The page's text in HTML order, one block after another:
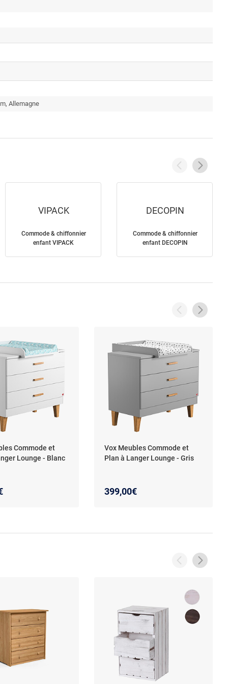
Allemagne
VIPACK
Commode & chiffonnier
enfant VIPACK
DECOPIN
Commode & chiffonnier
enfant DECOPIN
Commode et
Lounge - Blanc
Vox Meubles Commode et
Plan à Langer Lounge - Gris
399,00€